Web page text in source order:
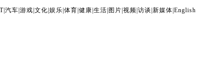
| 汽车 游戏 文化 娱乐 体育 健康 生活 图片 视频 访谈 新媒体 English